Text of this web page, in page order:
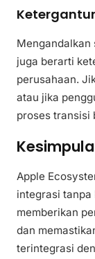
Mengandalkan
juga berarti
perusahaan.
atau jika
proses transisi
Apple
integrasi
memberikan
dan
terintegrasi